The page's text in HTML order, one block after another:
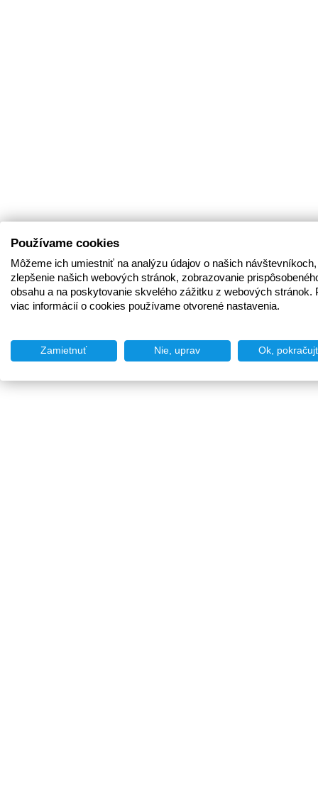
Používame cookies
Môžeme ich umiestniť na analýzu údajov o našich
zlepšenie našich webových stránok, zobrazovanie
obsahu a na poskytovanie skvelého zážitku z webových stránok.
viac informácií o cookies používame otvorené nastavenia.
Zamietnuť Nie, uprav Ok,